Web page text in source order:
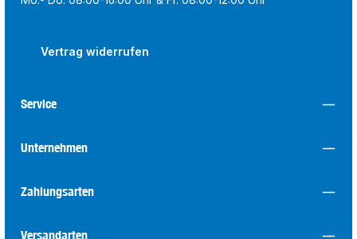
Vertrag widerrufen
Service
Unternehmen
Zahlungsarten
Versandarten